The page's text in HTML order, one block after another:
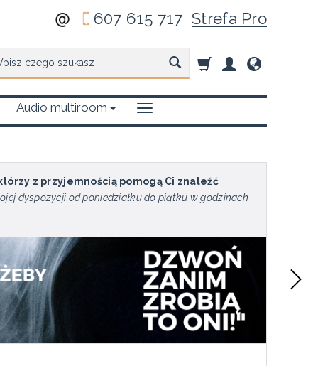
607 615 717Strefa Pro
Audio multiroom
z przyjemnością pomogą Ci znaleźć
dyspozycji od poniedziałku do piątku w godzinach